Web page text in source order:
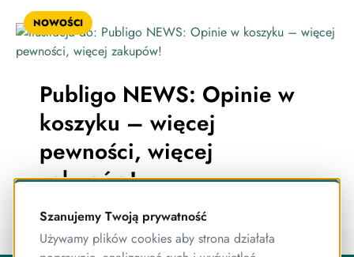
NOWOŚCI
Publigo NEWS: Opinie w
koszyku – więcej
pewności, więcej
zakupów!
Szanujemy Twoją prywatność
Używamy plików cookies aby strona działała